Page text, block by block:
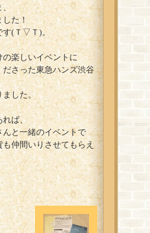
、
した！
す(Ｔ▽Ｔ)。
の楽しいイベントに
さった東急ハンズ渋谷
ました。
れば、
と一緒のイベントで
仲間いりさせてもらえ